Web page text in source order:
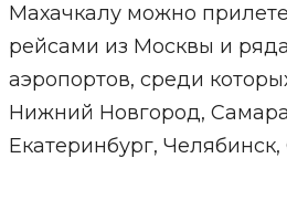
Махачкалу можно
рейсами из Москвы и
аэропортов, среди
Нижний Новгород,
Екатеринбург,